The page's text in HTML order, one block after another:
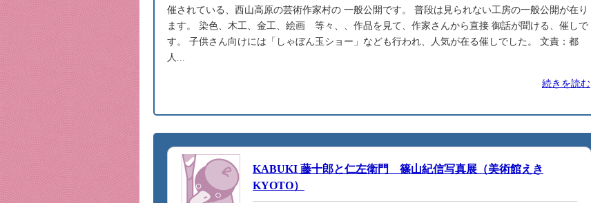
催されている、西山高原の芸術作家村の 一般公開です。 普段は見られない工房の一般公開が在り
ます。 染色、木工、金工、絵画 等々、、作品を見て、作家さんから直接 御話が聞ける、催しで
す。 子供さん向けには「しゃぼん玉ショー」なども行われ、人気が在る催しでした。 文責：都
人...
続きを読む
KABUKI 藤十郎と仁左衛門 篠山紀信写真展（美術館えき
KYOTO）